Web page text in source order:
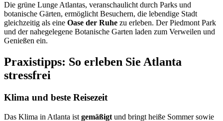
Die grüne Lunge Atlantas, veranschaulicht durch Parks und
botanische Gärten, ermöglicht Besuchern, die lebendige Stadt
gleichzeitig als eine Oase der Ruhe zu erleben. Der Piedmont Park
und der nahegelegene Botanische Garten laden zum Verweilen und
Genießen ein.
Praxistipps: So erleben Sie Atlanta
stressfrei
Klima und beste Reisezeit
Das Klima in Atlanta ist gemäßigt und bringt heiße Sommer sowie